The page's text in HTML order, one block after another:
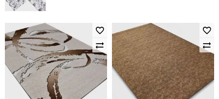
/
лв..